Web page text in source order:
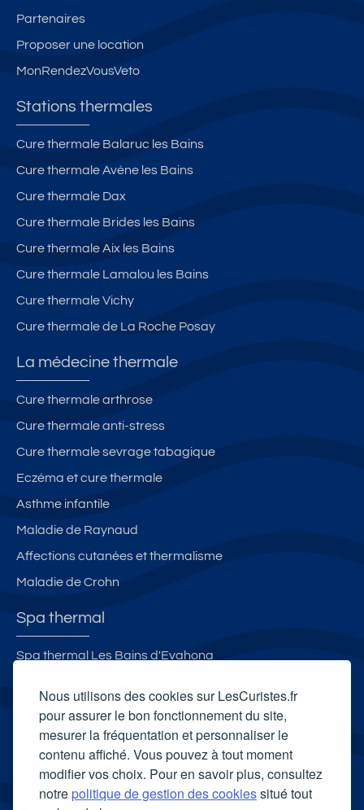
Nous utilisons des cookies sur LesCuristes.fr
pour assurer le bon fonctionnement du site,
mesurer la fréquentation et personnaliser le
contenu affiché. Vous pouvez à tout moment
modifier vos choix. Pour en savoir plus, consultez
notrepolitique de gestion des cookiessitué tout
Partenaires
Proposer une location
MonRendezVousVeto
Stations thermales
Cure thermale Balaruc les Bains
Cure thermale Avène les Bains
Cure thermale Dax
Cure thermale Brides les Bains
Cure thermale Aix les Bains
Cure thermale Lamalou les Bains
Cure thermale Vichy
Cure thermale de La Roche Posay
La médecine thermale
Cure thermale arthrose
Cure thermale anti-stress
Cure thermale sevrage tabagique
Eczéma et cure thermale
Asthme infantile
Maladie de Raynaud
Affections cutanées et thermalisme
Maladie de Crohn
Spa thermal
Spa thermal Les Bains d'Evahona
Spa Thermal de Montbrun-les-Bains
Carte cadeau spa Vichy
Carte cadeau spa Bagnoles-de-l'Orne